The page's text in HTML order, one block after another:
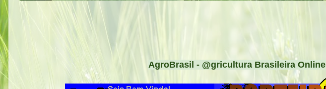
AgroBrasil - @gricultura Brasileira Online